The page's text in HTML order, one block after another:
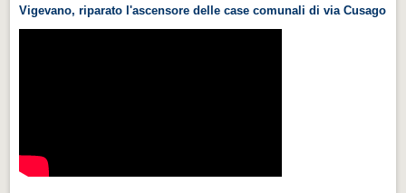
Videonews
CHI SIAMO
Vigevano, riparato l'ascensore delle case comunali di via Cusago